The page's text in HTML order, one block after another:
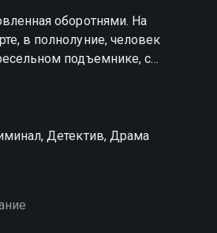
оборотнями. На
в полнолуние, человек
подъемнике, с
на губах, серебряной пулей в
Детектив, Драма